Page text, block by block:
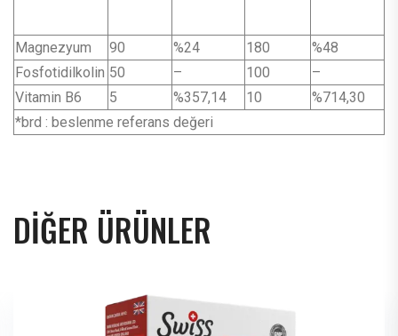
Magnezyum 90 %24 180
%48
Fosfotidilkolin 50 – 100
–
Vitamin B6
5 %357,14 10
%714,30
*brd : beslenme referans değeri
DIĞER ÜRÜNLER